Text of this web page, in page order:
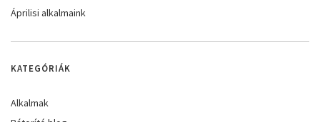
Áprilisi alkalmaink
KATEGÓRIÁK
Alkalmak